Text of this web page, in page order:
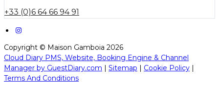
+33 (0)6 64 66 94 91
Copyright © Maison Gamboia 2026
Cloud Diary PMS, Website, Booking Engine & Channel
Manager by GuestDiary.com | Sitemap | Cookie Policy |
Terms And Conditions